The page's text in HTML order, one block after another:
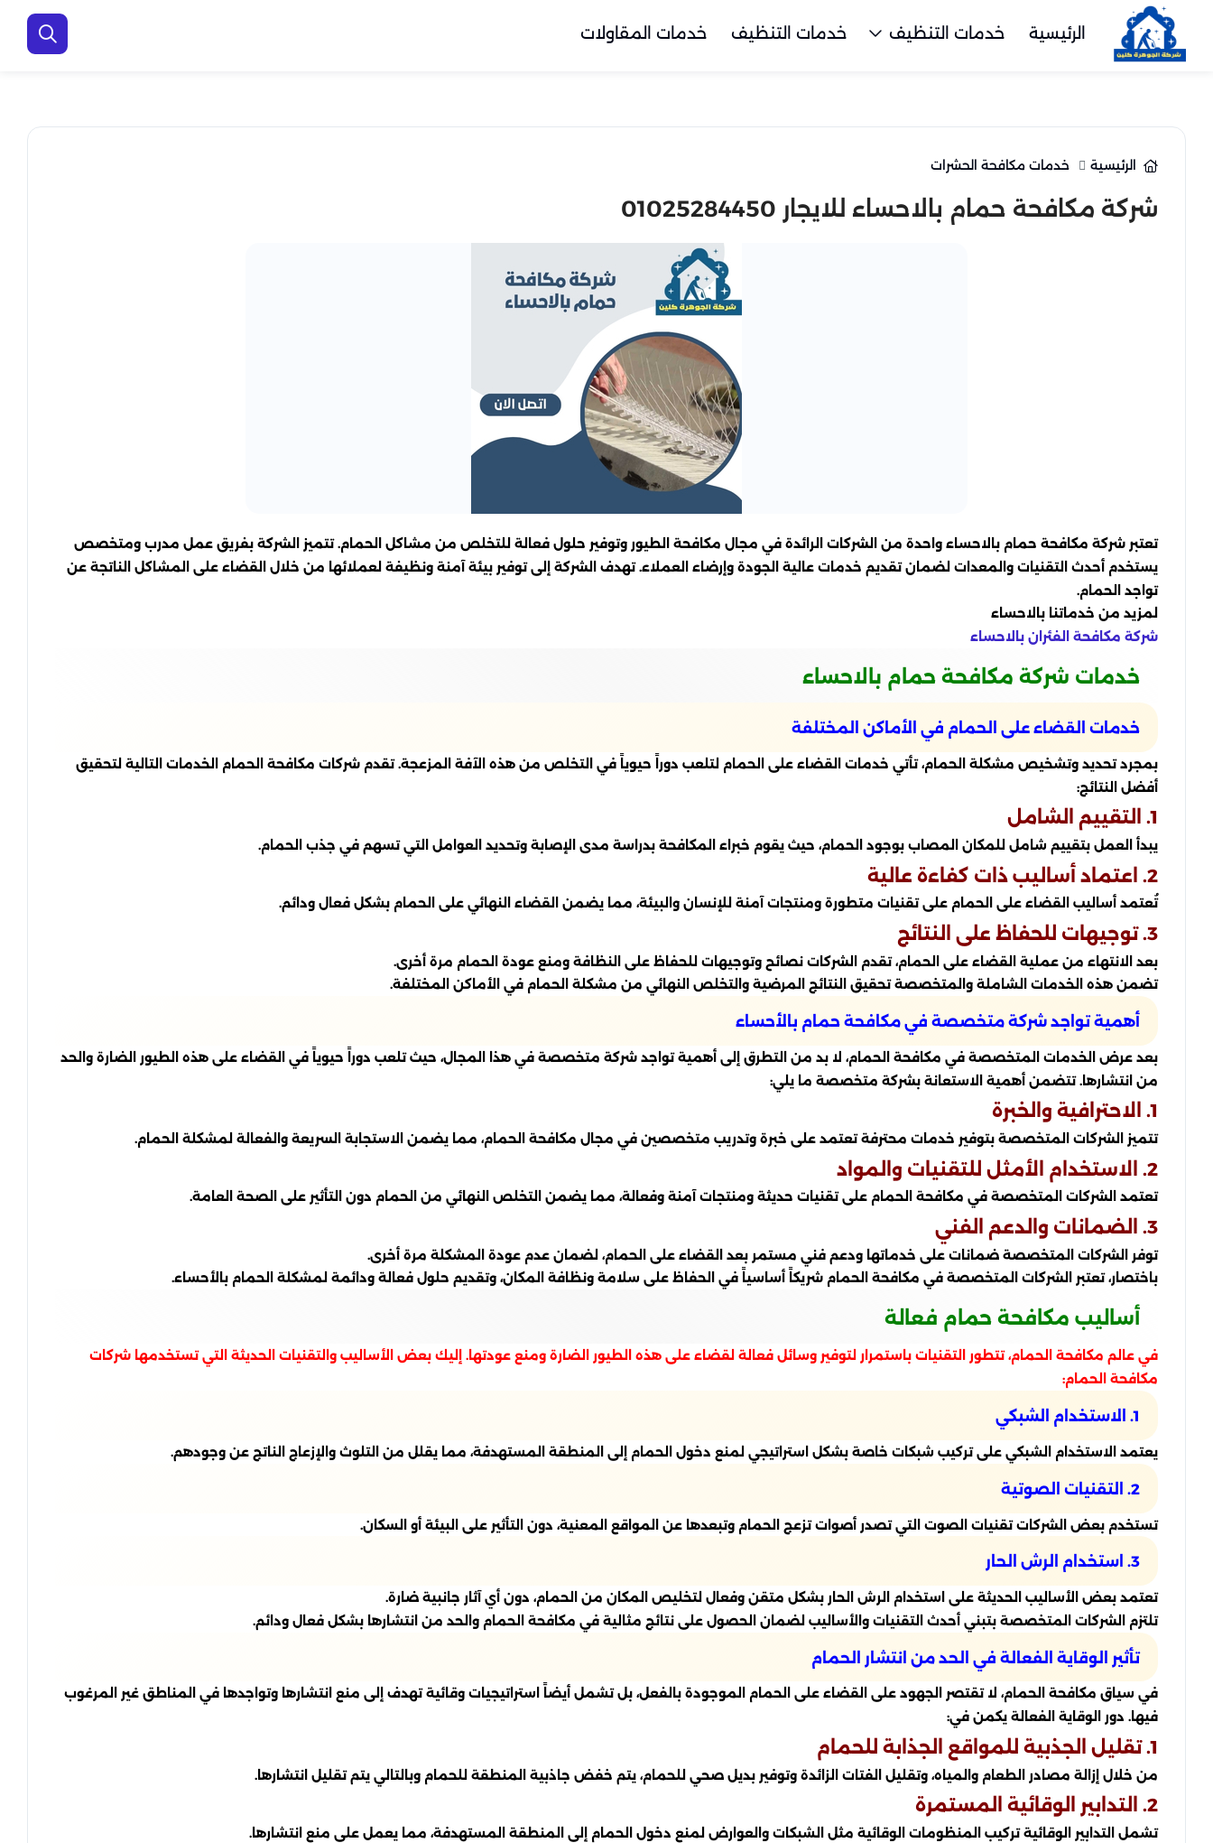
الرئيسية خدمات التنظيف خدمات التنظيف خدمات المقاولات
الرئيسية خدمات مكافحة الحشرات
شركة مكافحة حمام بالاحساء للايجار 01025284450
تعتبر شركة مكافحة حمام بالاحساء واحدة من الشركات الرائدة في مجال مكافحة الطيور وتوفير حلول فعالة للتخلص من مشاكل الحمام. تتميز الشركة بفريق عمل مدرب ومتخصص
يستخدم أحدث التقنيات والمعدات لضمان تقديم خدمات عالية الجودة وإرضاء العملاء. تهدف الشركة إلى توفير بيئة آمنة ونظيفة لعملائها من خلال القضاء على المشاكل الناتجة عن
تواجد الحمام.
لمزيد من خدماتنا بالاحساء
شركة مكافحة الفئران بالاحساء
خدمات شركة مكافحة حمام بالاحساء
خدمات القضاء على الحمام في الأماكن المختلفة
بمجرد تحديد وتشخيص مشكلة الحمام، تأتي خدمات القضاء على الحمام لتلعب دوراً حيوياً في التخلص من هذه الآفة المزعجة. تقدم شركات مكافحة الحمام الخدمات التالية لتحقيق
أفضل النتائج:
1. التقييم الشامل
يبدأ العمل بتقييم شامل للمكان المصاب بوجود الحمام، حيث يقوم خبراء المكافحة بدراسة مدى الإصابة وتحديد العوامل التي تسهم في جذب الحمام.
2. اعتماد أساليب ذات كفاءة عالية
تُعتمد أساليب القضاء على الحمام على تقنيات متطورة ومنتجات آمنة للإنسان والبيئة، مما يضمن القضاء النهائي على الحمام بشكل فعال ودائم.
3. توجيهات للحفاظ على النتائج
بعد الانتهاء من عملية القضاء على الحمام، تقدم الشركات نصائح وتوجيهات للحفاظ على النظافة ومنع عودة الحمام مرة أخرى.
تضمن هذه الخدمات الشاملة والمتخصصة تحقيق النتائج المرضية والتخلص النهائي من مشكلة الحمام في الأماكن المختلفة.
أهمية تواجد شركة متخصصة في مكافحة حمام بالأحساء
بعد عرض الخدمات المتخصصة في مكافحة الحمام، لا بد من التطرق إلى أهمية تواجد شركة متخصصة في هذا المجال، حيث تلعب دوراً حيوياً في القضاء على هذه الطيور الضارة والحد
من انتشارها. تتضمن أهمية الاستعانة بشركة متخصصة ما يلي:
1. الاحترافية والخبرة
تتميز الشركات المتخصصة بتوفير خدمات محترفة تعتمد على خبرة وتدريب متخصصين في مجال مكافحة الحمام، مما يضمن الاستجابة السريعة والفعالة لمشكلة الحمام.
2. الاستخدام الأمثل للتقنيات والمواد
تعتمد الشركات المتخصصة في مكافحة الحمام على تقنيات حديثة ومنتجات آمنة وفعالة، مما يضمن التخلص النهائي من الحمام دون التأثير على الصحة العامة.
3. الضمانات والدعم الفني
توفر الشركات المتخصصة ضمانات على خدماتها ودعم فني مستمر بعد القضاء على الحمام، لضمان عدم عودة المشكلة مرة أخرى.
باختصار، تعتبر الشركات المتخصصة في مكافحة الحمام شريكاً أساسياً في الحفاظ على سلامة ونظافة المكان، وتقديم حلول فعالة ودائمة لمشكلة الحمام بالأحساء.
أساليب مكافحة حمام فعالة
في عالم مكافحة الحمام، تتطور التقنيات باستمرار لتوفير وسائل فعالة لقضاء على هذه الطيور الضارة ومنع عودتها. إليك بعض الأساليب والتقنيات الحديثة التي تستخدمها شركات
مكافحة الحمام:
1. الاستخدام الشبكي
يعتمد الاستخدام الشبكي على تركيب شبكات خاصة بشكل استراتيجي لمنع دخول الحمام إلى المنطقة المستهدفة، مما يقلل من التلوث والإزعاج الناتج عن وجودهم.
2. التقنيات الصوتية
تستخدم بعض الشركات تقنيات الصوت التي تصدر أصوات تزعج الحمام وتبعدها عن المواقع المعنية، دون التأثير على البيئة أو السكان.
3. استخدام الرش الحار
تعتمد بعض الأساليب الحديثة على استخدام الرش الحار بشكل متقن وفعال لتخليص المكان من الحمام، دون أي آثار جانبية ضارة.
تلتزم الشركات المتخصصة بتبني أحدث التقنيات والأساليب لضمان الحصول على نتائج مثالية في مكافحة الحمام والحد من انتشارها بشكل فعال ودائم.
تأثير الوقاية الفعالة في الحد من انتشار الحمام
في سياق مكافحة الحمام، لا تقتصر الجهود على القضاء على الحمام الموجودة بالفعل، بل تشمل أيضاً استراتيجيات وقائية تهدف إلى منع انتشارها وتواجدها في المناطق غير المرغوب
فيها. دور الوقاية الفعالة يكمن في:
1. تقليل الجذبية للمواقع الجذابة للحمام
من خلال إزالة مصادر الطعام والمياه، وتقليل الفتات الزائدة وتوفير بديل صحي للحمام، يتم خفض جاذبية المنطقة للحمام وبالتالي يتم تقليل انتشارها.
2. التدابير الوقائية المستمرة
تشمل التدابير الوقائية تركيب المنظومات الوقائية مثل الشبكات والعوارض لمنع دخول الحمام إلى المنطقة المستهدفة، مما يعمل على منع انتشارها.